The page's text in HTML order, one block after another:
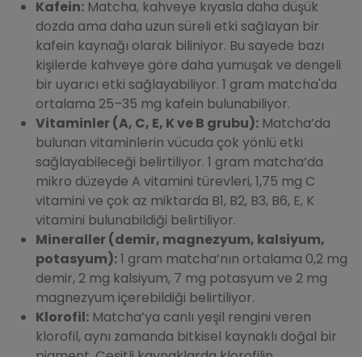
Kafein: Matcha, kahveye kıyasla daha düşük
dozda ama daha uzun süreli etki sağlayan bir
kafein kaynağı olarak biliniyor. Bu sayede bazı
kişilerde kahveye göre daha yumuşak ve dengeli
bir uyarıcı etki sağlayabiliyor. 1 gram matcha'da
ortalama 25–35 mg kafein bulunabiliyor.
Vitaminler (A, C, E, K ve B grubu): Matcha’da
bulunan vitaminlerin vücuda çok yönlü etki
sağlayabileceği belirtiliyor. 1 gram matcha’da
mikro düzeyde A vitamini türevleri, 1,75 mg C
vitamini ve çok az miktarda B1, B2, B3, B6, E, K
vitamini bulunabildiği belirtiliyor.
Mineraller (demir, magnezyum, kalsiyum,
potasyum):1 gram matcha’nın ortalama 0,2 mg
demir, 2 mg kalsiyum, 7 mg potasyum ve 2 mg
magnezyum içerebildiği belirtiliyor.
Klorofil: Matcha’ya canlı yeşil rengini veren
klorofil, aynı zamanda bitkisel kaynaklı doğal bir